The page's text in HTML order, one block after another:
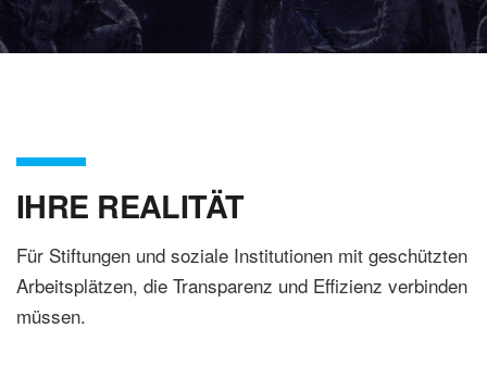
IHRE REALITÄT
Für Stiftungen und soziale Institutionen mit geschützten
Arbeitsplätzen, die Transparenz und Effizienz verbinden
müssen.